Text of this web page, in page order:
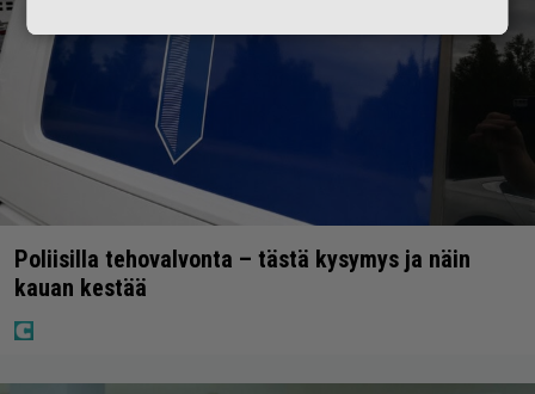
Poliisilla tehovalvonta – tästä kysymys ja näin
kauan kestää